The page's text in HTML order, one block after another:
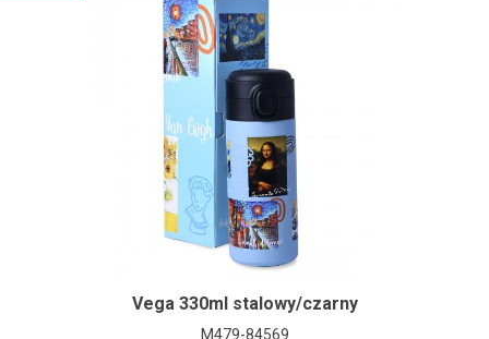
Vega 330ml stalowy/czarny
M479-84569